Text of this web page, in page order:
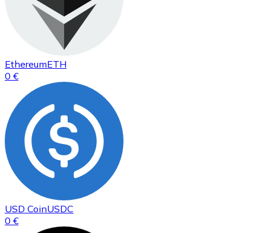
EthereumETH
0 €
USD CoinUSDC
0 €